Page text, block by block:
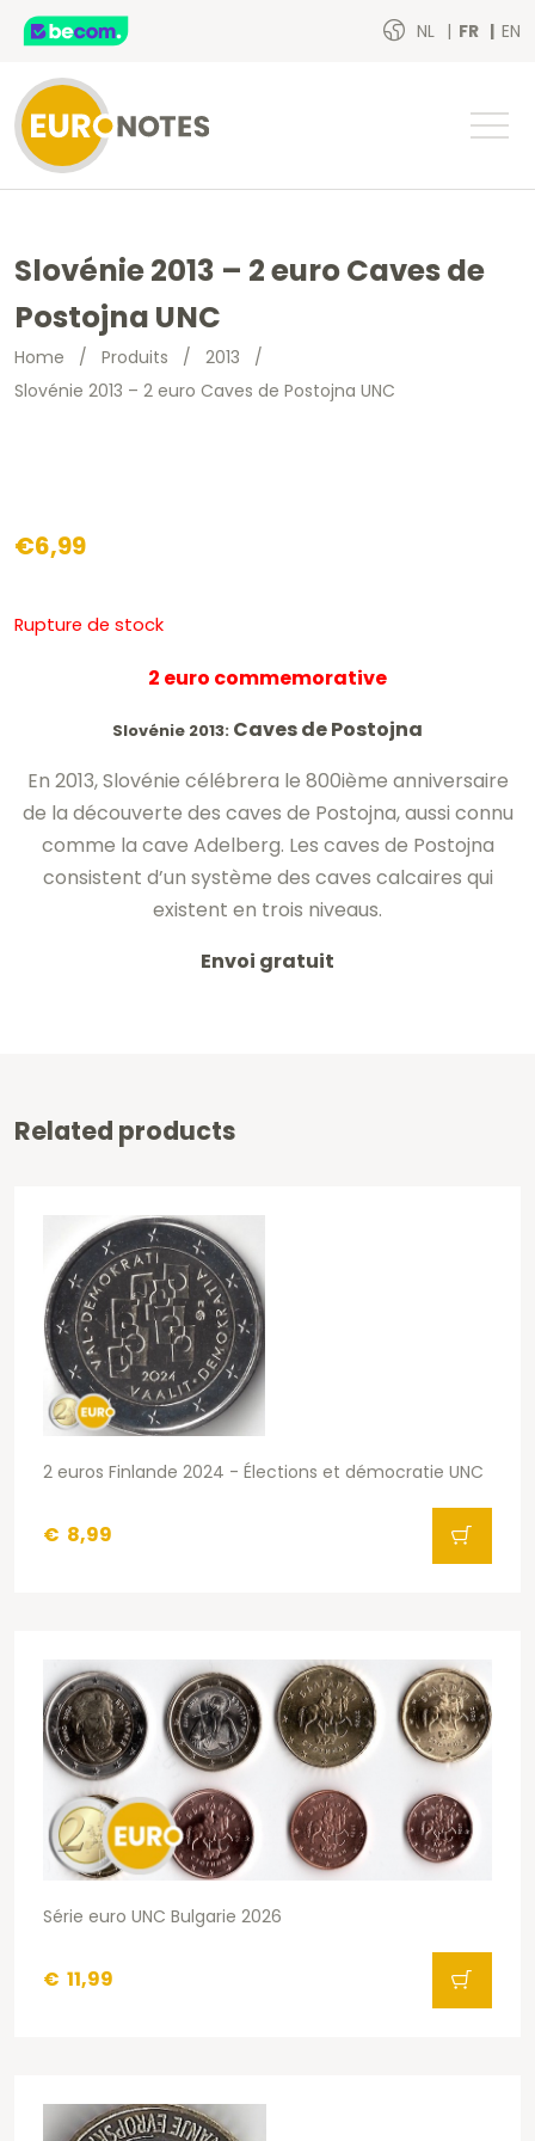
NL FR EN
Slovénie 2013 – 2 euro Caves de
Postojna UNC
Home / Produits / 2013 /
Slovénie 2013 – 2 euro Caves de Postojna UNC
€6,99
Rupture de stock
2 euro commemorative
Slovénie 2013: Caves de Postojna
En 2013, Slovénie célébrera le 800ième anniversaire
de la découverte des caves de Postojna, aussi connu
comme la cave Adelberg. Les caves de Postojna
consistent d’un système des caves calcaires qui
existent en trois niveaus.
Envoi gratuit
Related products
2 euros Finlande 2024 - Élections et démocratie UNC
€ 8,99
Série euro UNC Bulgarie 2026
€ 11,99